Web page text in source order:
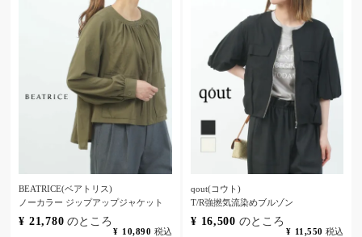
BEATRICE(ベアトリス)
ノーカラー ジップアップジャケット
¥ 21,780 のところ
¥ 10,890 税込
qout(コウト)
T/R強撚気流染めブルゾン
¥ 16,500 のところ
¥ 11,550 税込